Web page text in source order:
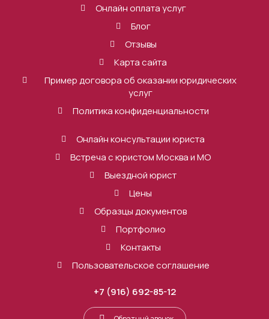
Онлайн оплата услуг
Блог
Отзывы
Карта сайта
Пример договора об оказании юридических
услуг
Политика конфиденциальности
Онлайн консультации юриста
Встреча с юристом Москва и МО
Выездной юрист
Цены
Образцы документов
Портфолио
Контакты
Пользовательское соглашение
+7 (916) 692-85-12